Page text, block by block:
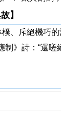
】
樸、斥絕機巧
制》詩：“還嗟